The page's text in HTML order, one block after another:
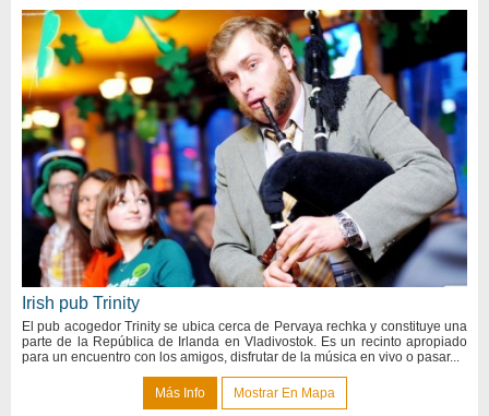
Irish pub Trinity
El pub acogedor Trinity se ubica cerca de Pervaya rechka y constituye una
parte de la República de Irlanda en Vladivostok. Es un recinto apropiado
para un encuentro con los amigos, disfrutar de la música en vivo o pasar...
Más Info Mostrar En Mapa